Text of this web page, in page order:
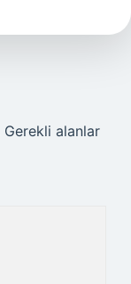
Gerekli alanlar